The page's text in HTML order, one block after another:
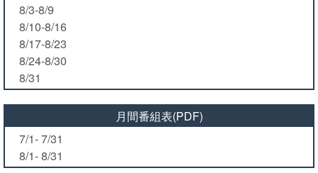
8/3-8/9
8/10-8/16
8/17-8/23
8/24-8/30
8/31
月間番組表(PDF)
7/1- 7/31
8/1- 8/31